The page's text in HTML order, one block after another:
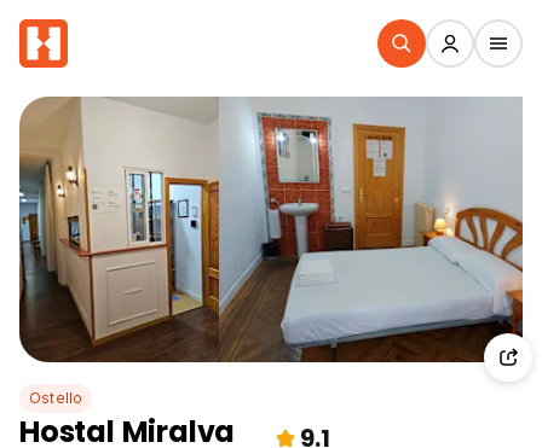
Ostello
Hostal Miralva 9.1